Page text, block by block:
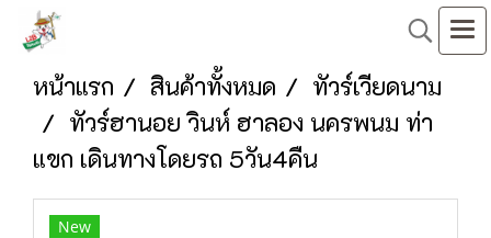
หน้าแรก สินค้าทั้งหมด
ทัวร์เวียดนาม
ทัวร์ฮานอย วินห์ ฮาลอง นครพนม ท่า
แขก เดินทางโดยรถ 5วัน4คืน
New